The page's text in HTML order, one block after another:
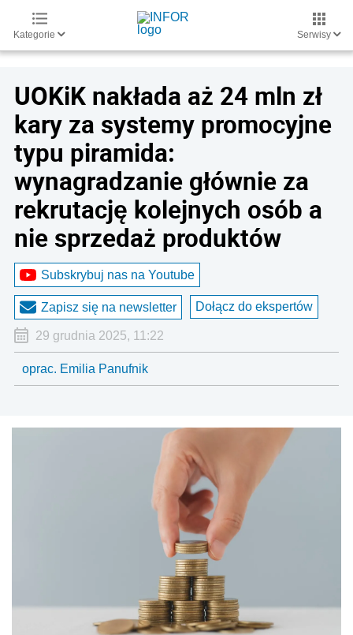
Kategorie Serwisy
UOKiK nakłada aż 24 mln zł
kary za systemy promocyjne
typu piramida:
wynagradzanie głównie za
rekrutację kolejnych osób a
nie sprzedaż produktów
Subskrybuj nas na Youtube
Zapisz się na newsletter Dołącz do ekspertów
29 grudnia 2025, 11:22
oprac. Emilia Panufnik